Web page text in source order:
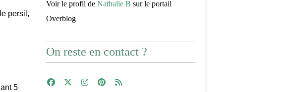
persil,
5
Voir le profil de Nathalie B sur le portail
Overblog
On reste en contact ?